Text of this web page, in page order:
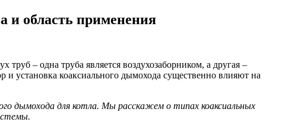
и область применения
труб – одна труба является воздухозаборником, а другая –
установка коаксиального дымохода существенно влияют на
дымохода для котла. Мы расскажем о типах коаксиальных